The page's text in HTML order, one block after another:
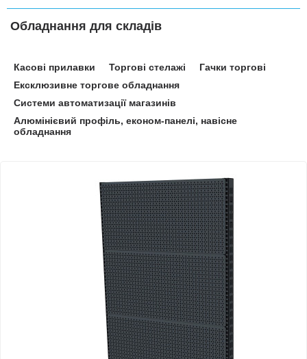
Обладнання для складів
Касові прилавки Торгові стелажі
Гачки торгові
Ексклюзивне торгове обладнання
Системи автоматизації магазинів
Алюмінієвий профіль, економ-панелі, навісне
обладнання